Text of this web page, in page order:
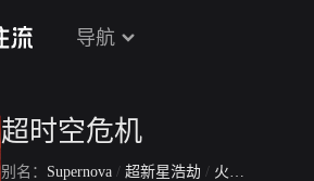
导航
超时空危机
别名： Supernova / 超新星浩劫 / 火海浴血战